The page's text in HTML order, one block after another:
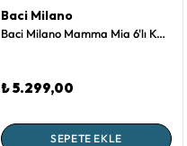
Baci Milano
Baci Milano Mamma Mia 6'lı Kalp Desenli Tabak Seti 21,5 cm
₺ 5.299,00
SEPETE EKLE